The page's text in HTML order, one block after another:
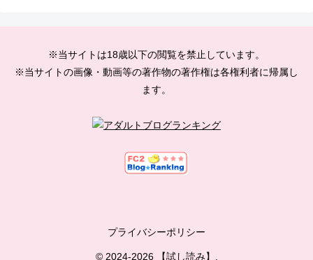
※当サイトは18歳以下の閲覧を禁止しています。
※当サイトの画像・動画等の著作物の著作権は各権利者に帰属し
ます。
プライバシーポリシー
© 2024-2026 【試し読み】.